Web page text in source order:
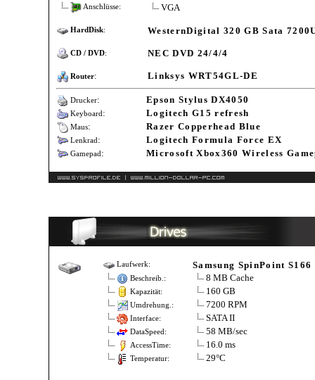
Anschlüsse: VGA
HardDisk: WesternDigital 320 GB Sata
CD / DVD: NEC DVD 24/4/4
Router: Linksys WRT54GL-DE
Drucker: Epson Stylus DX4050
Keyboard: Logitech G15 refresh
Maus: Razer Copperhead Blue
Lenkrad: Logitech Formula Force EX
Gamepad: Microsoft Xbox360 Wireless
Laufwerk: Samsung SpinPoint S166
Beschreib.: 8 MB Cache
Kapazität: 160 GB
Umdrehung.: 7200 RPM
Interface: SATA II
DataSpeed: 58 MB/sec
AccessTime: 16.0 ms
Temperatur: 29°C